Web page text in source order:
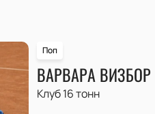
Поп
ВАРВАРА ВИЗБОР
Клуб 16 тонн